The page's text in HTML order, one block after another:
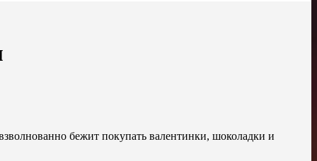
бежит покупать валентинки, шоколадки и